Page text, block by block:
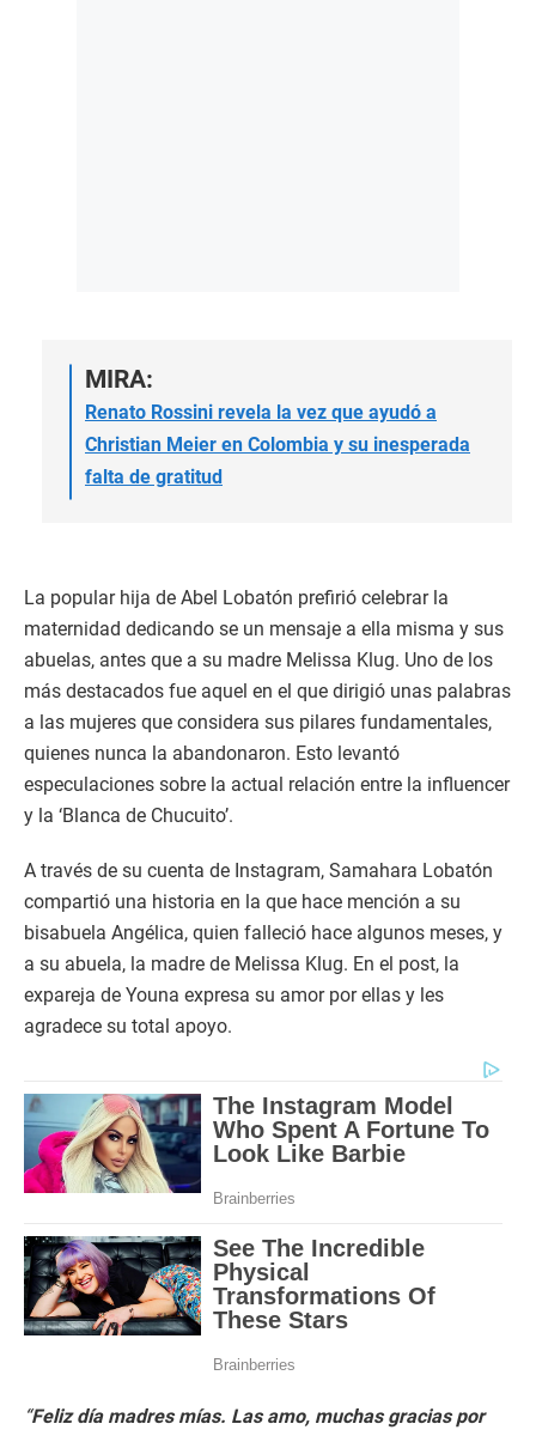
MIRA:
Renato Rossini revela la vez que ayudó a
Christian Meier en Colombia y su inesperada
falta de gratitud
La popular hija de Abel Lobatón prefirió celebrar la
maternidad dedicando se un mensaje a ella misma y sus
abuelas, antes que a su madre Melissa Klug. Uno de los
más destacados fue aquel en el que dirigió unas palabras
a las mujeres que considera sus pilares fundamentales,
quienes nunca la abandonaron. Esto levantó
especulaciones sobre la actual relación entre la influencer
y la ‘Blanca de Chucuito’.
A través de su cuenta de Instagram, Samahara Lobatón
compartió una historia en la que hace mención a su
bisabuela Angélica, quien falleció hace algunos meses, y
a su abuela, la madre de Melissa Klug. En el post, la
expareja de Youna expresa su amor por ellas y les
agradece su total apoyo.
“Feliz día madres mías. Las amo, muchas gracias por